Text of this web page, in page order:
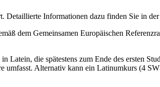
Detaillierte Informationen dazu finden Sie in
dem Gemeinsamen Europäischen
Latein, die spätestens zum Ende des ersten
umfasst. Alternativ kann ein Latinumkurs (4